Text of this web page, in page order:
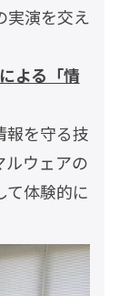
実演を交え
よる「情
報を守る技
ルウェアの
て体験的に